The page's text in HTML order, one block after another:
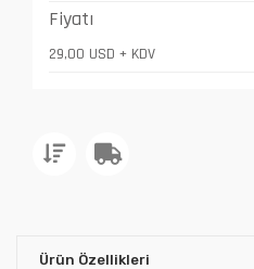
Fiyatı
29,00 USD + KDV
Ürün Özellikleri